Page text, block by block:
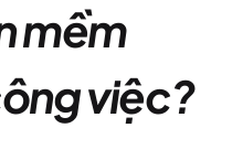
mềm
việc?